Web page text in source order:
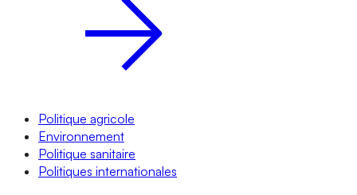
Politique agricole
Environnement
Politique sanitaire
Politiques internationales